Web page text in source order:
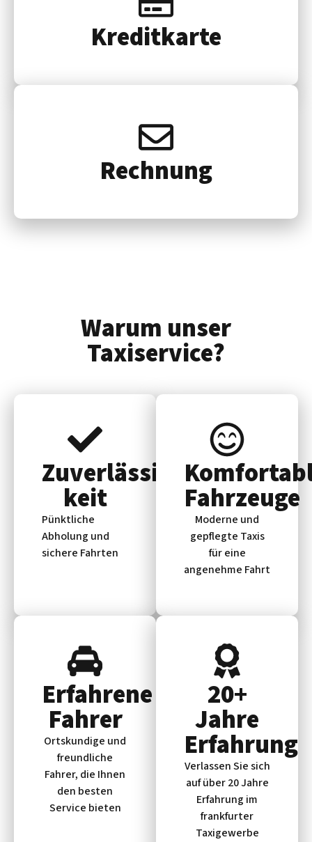
Kredit­karte
Rech­nung
Warum unser
Taxiservice?
Zuverlässig­
keit
Pünktliche
Abholung und
sichere Fahrten
Fahrzeuge
Moderne und
gepflegte Taxis
für eine
angenehme Fahrt
Erfahrene
Fahrer
Ortskundige und
freundliche
Fahrer, die Ihnen
den besten
Service bieten
20+
Jahre
Erfahrung
Verlassen Sie sich
auf über 20 Jahre
Erfahrung im
frankfurter
Taxigewerbe